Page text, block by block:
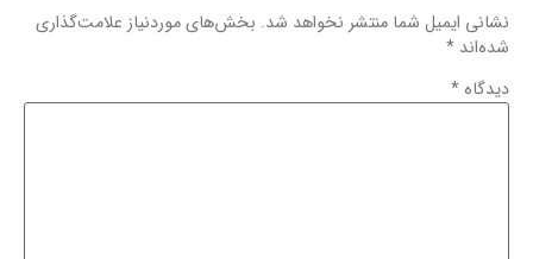
نشانی ایمیل شما منتشر نخواهد شد. بخش‌های موردنیاز علامت‌گذاری
شده‌اند *
دیدگاه *